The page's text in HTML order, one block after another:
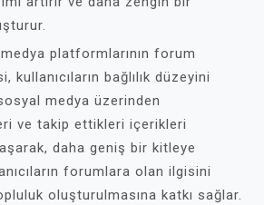
platformlarının forum
bağlılık düzeyini
sosyal medya üzerinden
ve takip ettikleri içerikleri
daha geniş bir kitleye
forumlara olan ilgisini
oluşturulmasına katkı sağlar.